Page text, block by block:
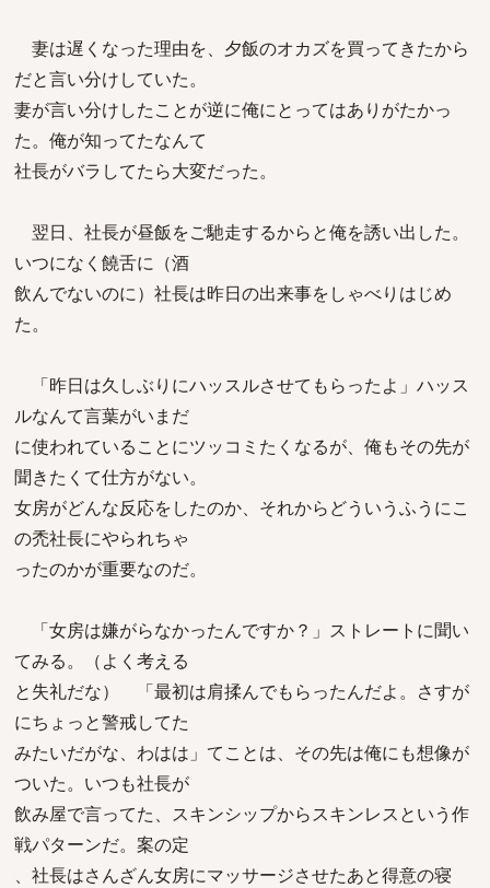
妻は遅くなった理由を、夕飯のオカズを買ってきたから
だと言い分けしていた。
妻が言い分けしたことが逆に俺にとってはありがたかっ
た。俺が知ってたなんて
社長がバラしてたら大変だった。
翌日、社長が昼飯をご馳走するからと俺を誘い出した。
いつになく饒舌に（酒
飲んでないのに）社長は昨日の出来事をしゃべりはじめ
た。
「昨日は久しぶりにハッスルさせてもらったよ」ハッス
ルなんて言葉がいまだ
に使われていることにツッコミたくなるが、俺もその先が
聞きたくて仕方がない。
女房がどんな反応をしたのか、それからどういうふうにこ
の禿社長にやられちゃ
ったのかが重要なのだ。
「女房は嫌がらなかったんですか？」ストレートに聞い
てみる。（よく考える
と失礼だな） 「最初は肩揉んでもらったんだよ。さすが
にちょっと警戒してた
みたいだがな、わはは」てことは、その先は俺にも想像が
ついた。いつも社長が
飲み屋で言ってた、スキンシップからスキンレスという作
戦パターンだ。案の定
、社長はさんざん女房にマッサージさせたあと得意の寝